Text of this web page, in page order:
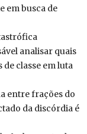
em busca de
analisar quais
de classe em luta
entre frações do
da discórdia é